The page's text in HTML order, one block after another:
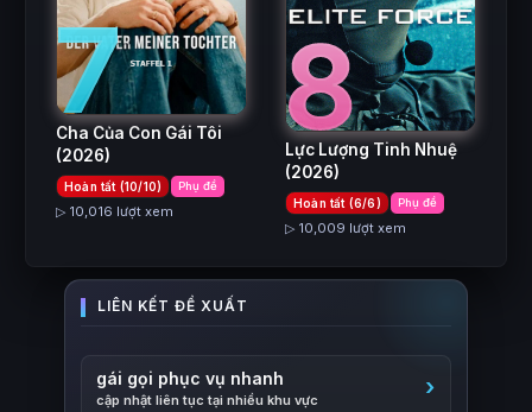
7
Cha Của Con Gái Tôi
(2026)
Hoàn tất (10/10) Phụ đề
▷ 10,016 lượt xem
8
Lực Lượng Tinh Nhuệ
(2026)
Hoàn tất (6/6) Phụ đề
▷ 10,009 lượt xem
gái gọi phục vụ nhanh
cập nhật liên tục tại nhiều khu vực